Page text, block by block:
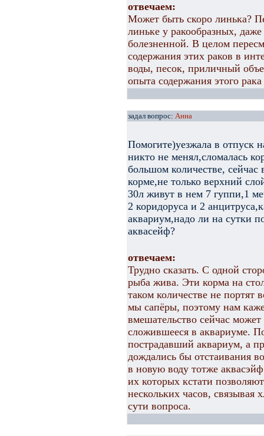
отвечаем:
Может быть скоро линька?
линьке у ракообразных,
болезненной. В целом
содержания этих раков в
воды, песок, приличный
опыта содержания этого
задал вопрос: Анна
Помогите)уезжала в отпуск
никто не менял,сломалась
большом количестве, сейчас
корме,не только верхний
30л живут в нем 7 гуппи,1
2 коридоруса и 2
аквариум,надо ли на сутки
аквасейф?
отвечаем:
Трудно сказать. С одной
рыба жива. Эти корма на
таком количестве не портят
мы сапёры, поэтому нам
вмешательство сейчас
сложившееся в аквариуме.
пострадавший аквариум, а
дождались бы отстаивания
в новую воду тотже
их которых кстати
нескольких часов, связывая
сути вопроса.